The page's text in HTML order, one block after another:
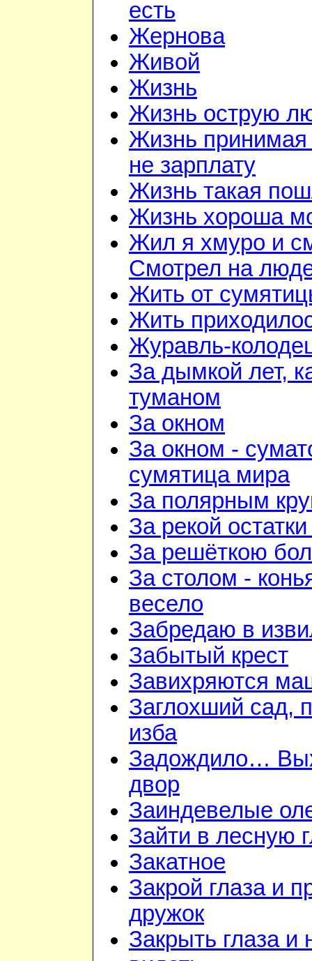
есть
Жернова
Живой
Жизнь
Жизнь острую
Жизнь
не зарплату
Жизнь такая
Жизнь хороша
Жил я хмуро и
Смотрел на
Жить от
Жить
Журавль-
За дымкой лет,
туманом
За окном
За окном -
сумятица мира
За полярным
За рекой
За решёткою
За столом -
весело
Забредаю в
Забытый крест
Завихряются
Заглохший сад,
изба
Задождило…
двор
Заиндевелые
Зайти в лесную
Закатное
Закрой глаза и
дружок
Закрыть глаза и